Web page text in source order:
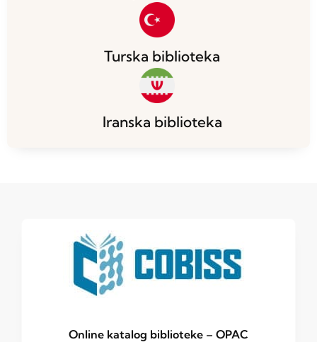
Turska biblioteka
Iranska biblioteka
Online katalog biblioteke – OPAC